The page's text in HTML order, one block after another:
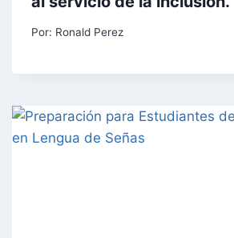
Por: Ronald Perez